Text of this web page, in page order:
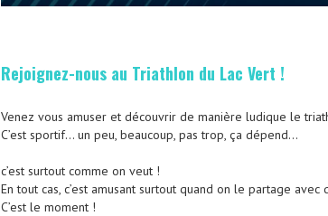
Rejoignez-nous au Triathlon du Lac Vert !
Venez vous amuser et découvrir de manière ludique le
C’est sportif… un peu, beaucoup, pas trop, ça dépend…
c’est surtout comme on veut !
En tout cas, c’est amusant surtout quand on le partage
C’est le moment !